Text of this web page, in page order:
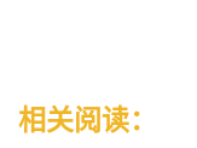
相关阅读：